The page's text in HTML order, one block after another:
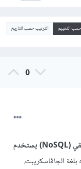
التقييم الترتيب حسب التاريخ
0
MongoDB هو نظام قواعد بيانات غير علائقي (NoSQL) يستخدم
الجافاسكريبت.